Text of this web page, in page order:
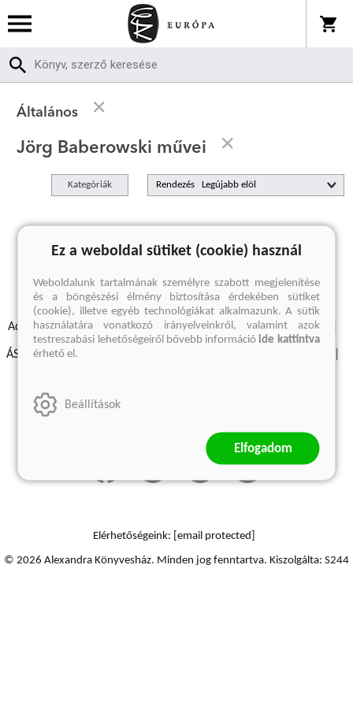
Általános
Jörg Baberowski művei
Kategóriák Rendezés
A keresett kifejezésre nincs találat
Adatvédelmi szabályzatok Elállási felmondási nyilatkozat
ÁSZF - Vásárlási feltételek
Szállítási információk
Elérhetőségeink: [email protected]
© 2026 Alexandra Könyvesház. Minden jog fenntartva. Kiszolgálta: S244
Ez a weboldal sütiket (cookie) használ
Weboldalunk tartalmának személyre szabott megjelenítése
és a böngészési élmény biztosítása érdekében sütiket
(cookie), illetve egyéb technológiákat alkalmazunk. A sütik
használatára vonatkozó irányelveinkről, valamint azok
testreszabási lehetőségeiről bővebb információide kattintva
érhető el.
Beállítások
Elfogadom